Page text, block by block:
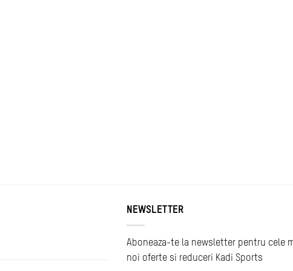
NEWSLETTER
Aboneaza-te la newsletter pentru cele
noi oferte si reduceri Kadi Sports